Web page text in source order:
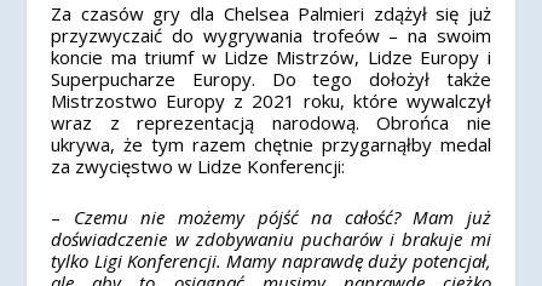
Za czasów gry dla Chelsea Palmieri zdążył się już
przyzwyczaić do wygrywania trofeów – na swoim
koncie ma triumf w Lidze Mistrzów, Lidze Europy i
Superpucharze Europy. Do tego dołożył także
Mistrzostwo Europy z 2021 roku, które wywalczył
wraz z reprezentacją narodową. Obrońca nie
ukrywa, że tym razem chętnie przygarnąłby medal
za zwycięstwo w Lidze Konferencji:
– Czemu nie możemy pójść na całość? Mam już
doświadczenie w zdobywaniu pucharów i brakuje mi
tylko Ligi Konferencji. Mamy naprawdę duży potencjał,